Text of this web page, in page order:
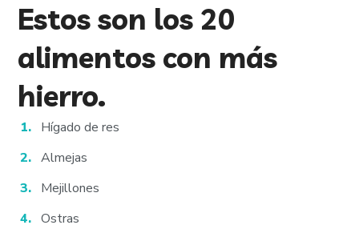
Estos son los 20
alimentos con más
hierro.
Hígado de res
Almejas
Mejillones
Ostras